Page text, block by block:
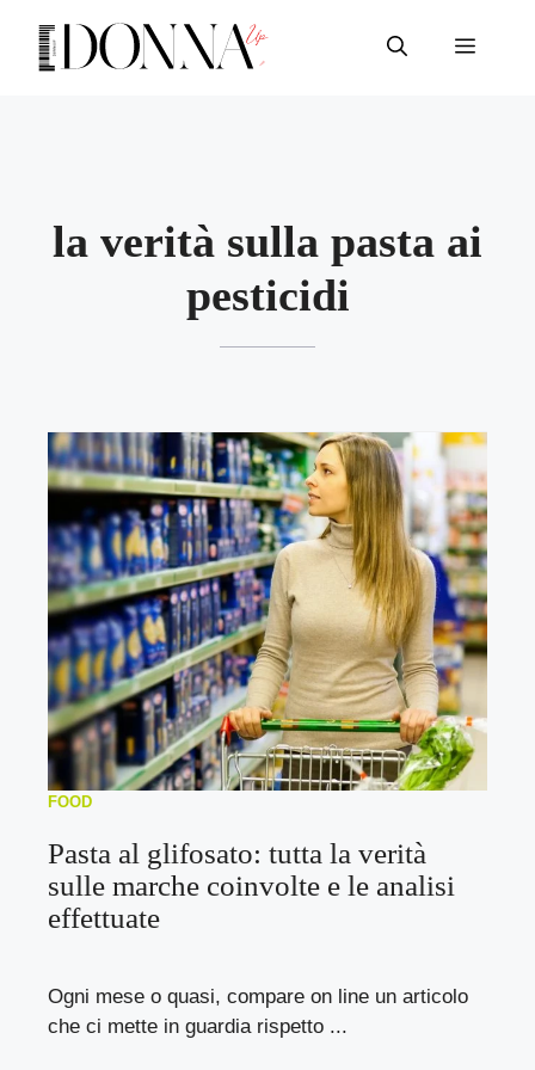
contenuto
Menu
la verità sulla pasta ai
pesticidi
FOOD
Pasta al glifosato: tutta la verità
sulle marche coinvolte e le analisi
effettuate
Ogni mese o quasi, compare on line un articolo
che ci mette in guardia rispetto ...